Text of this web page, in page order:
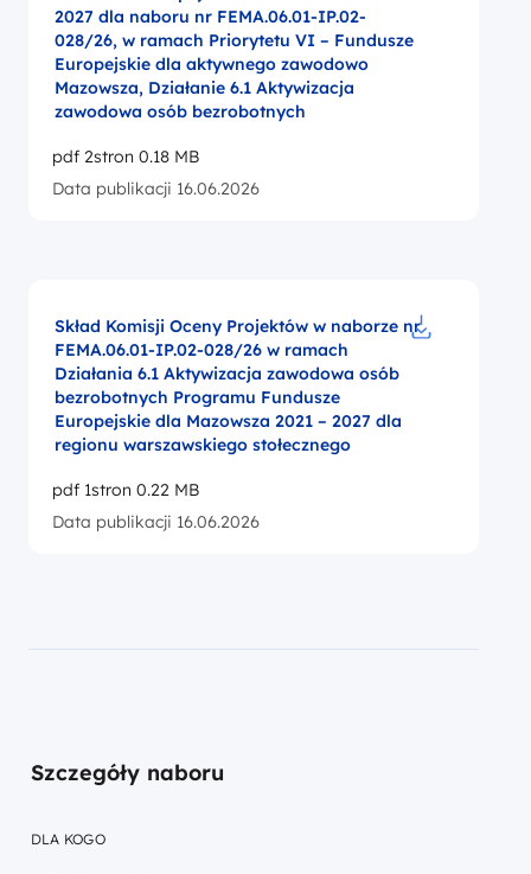
2027 dla naboru nr FEMA.06.01-IP.02-
028/26, w ramach Priorytetu VI – Fundusze
Europejskie dla aktywnego zawodowo
Mazowsza, Działanie 6.1 Aktywizacja
zawodowa osób bezrobotnych
pdf 2stron 0.18 MB
Data publikacji 16.06.2026
Skład Komisji Oceny Projektów w naborze nr
FEMA.06.01-IP.02-028/26 w ramach
Działania 6.1 Aktywizacja zawodowa osób
bezrobotnych Programu Fundusze
Europejskie dla Mazowsza 2021 – 2027 dla
regionu warszawskiego stołecznego
pdf 1stron 0.22 MB
Data publikacji 16.06.2026
Szczegóły naboru
DLA KOGO